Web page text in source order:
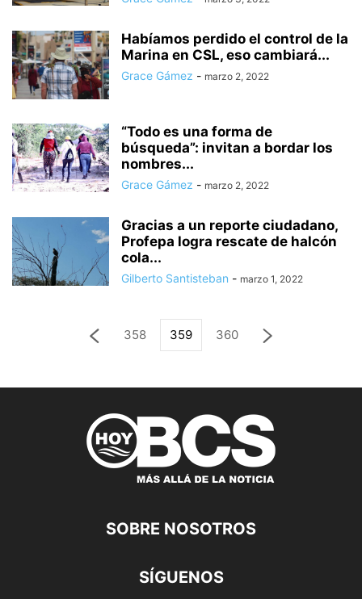
Habíamos perdido el control de la
Marina en CSL, eso cambiará...
Grace Gámez - marzo 2, 2022
“Todo es una forma de
búsqueda”: invitan a bordar los
nombres...
Grace Gámez - marzo 2, 2022
Gracias a un reporte ciudadano,
Profepa logra rescate de halcón
cola...
Gilberto Santisteban - marzo 1, 2022
358 359 360
SOBRE NOSOTROS
SÍGUENOS